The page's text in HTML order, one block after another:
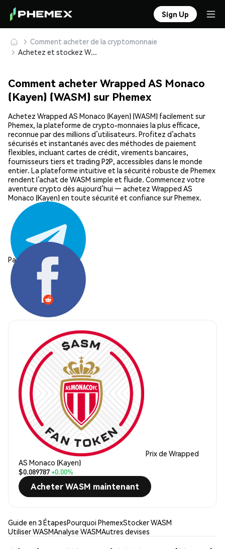
Sign Up
Comment acheter de la cryptomonnaie
Achetez et stockez Wrapped AS Monaco (Kayen) (WASM) en toute sécurité
Comment acheter Wrapped AS Monaco
(Kayen) (WASM) sur Phemex
Achetez Wrapped AS Monaco (Kayen) (WASM) facilement sur
Phemex, la plateforme de crypto-monnaies la plus efficace,
reconnue par des millions d’utilisateurs. Profitez d’achats
sécurisés et instantanés avec des méthodes de paiement
flexibles, incluant cartes de crédit, virements bancaires,
fournisseurs tiers et trading P2P, accessibles dans le monde
entier. La plateforme intuitive et la sécurité robuste de Phemex
rendent l’achat de WASM simple et fluide. Commencez votre
aventure crypto dès aujourd’hui — achetez Wrapped AS
Monaco (Kayen) en toute sécurité et confiance sur Phemex.
Partager:
Prix de Wrapped
AS Monaco (Kayen)
$0.089787+0.00%
Acheter WASM maintenant
Guide en 3 ÉtapesPourquoi PhemexStocker WASM
Utiliser WASMAnalyse WASMAutres devises